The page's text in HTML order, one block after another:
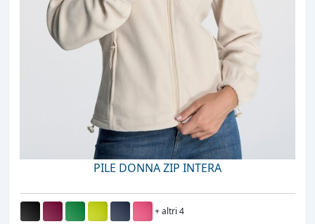
PILE DONNA ZIP INTERA
+ altri 4